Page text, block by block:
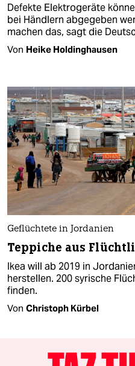
Defekte Elektrogeräte
bei Händlern abgegeben
machen das, sagt die
Von Heike Holdinghausen
Geflüchtete in Jordanien
Teppiche aus
Ikea will ab 2019 in
herstellen. 200 syrische
finden.
Von Christoph Kürbel